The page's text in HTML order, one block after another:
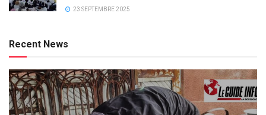
23 SEPTEMBRE 2025
Recent News